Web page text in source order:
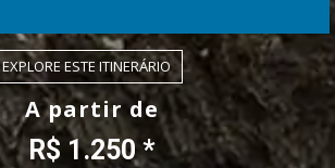
EXPLORE ESTE ITINERÁRIO
A partir de
R$ 1.250 *